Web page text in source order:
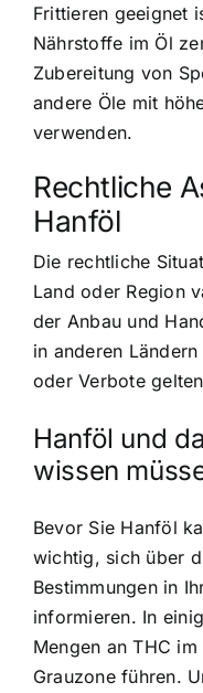
Frittieren geeignet
Nährstoffe im Öl
Zubereitung von
andere Öle mit
verwenden.
Rechtliche
Hanföl
Die rechtliche
Land oder Region
der Anbau und
in anderen
oder Verbote
Hanföl und
wissen
Bevor Sie Hanföl
wichtig, sich über
Bestimmungen in
informieren. In
Mengen an THC
Grauzone führen.